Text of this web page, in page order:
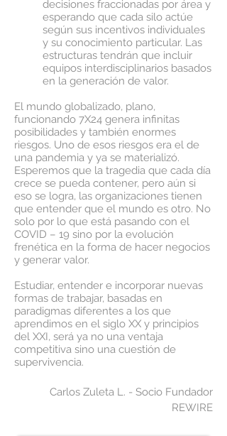
decisiones fraccionadas por área y
esperando que cada silo actúe
según sus incentivos individuales
y su conocimiento particular. Las
estructuras tendrán que incluir
equipos interdisciplinarios basados
en la generación de valor.
El mundo globalizado, plano,
funcionando 7X24 genera infinitas
posibilidades y también enormes
riesgos. Uno de esos riesgos era el de
una pandemia y ya se materializó.
Esperemos que la tragedia que cada día
crece se pueda contener, pero aún si
eso se logra, las organizaciones tienen
que entender que el mundo es otro. No
solo por lo que está pasando con el
COVID – 19 sino por la evolución
frenética en la forma de hacer negocios
y generar valor.
Estudiar, entender e incorporar nuevas
formas de trabajar, basadas en
paradigmas diferentes a los que
aprendimos en el siglo XX y principios
del XXI, será ya no una ventaja
competitiva sino una cuestión de
supervivencia.
Carlos Zuleta L. - Socio Fundador
REWIRE